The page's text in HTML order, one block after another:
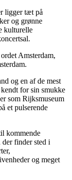
ligger tæt på
og grønne
kulturelle
Amsterdam,
og en af de mest
for sin smukke
som Rijksmuseum
et pulserende
kommende
der finder sted i
og meget